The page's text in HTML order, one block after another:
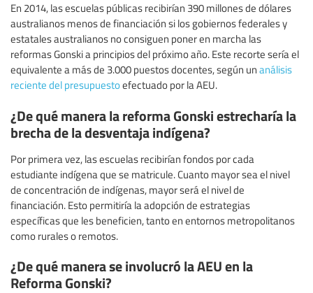
En 2014, las escuelas públicas recibirían 390 millones de dólares
australianos menos de financiación si los gobiernos federales y
estatales australianos no consiguen poner en marcha las
reformas Gonski a principios del próximo año. Este recorte sería el
equivalente a más de 3.000 puestos docentes, según un análisis
reciente del presupuestoefectuado por la AEU.
¿De qué manera la reforma Gonski estrecharía la
brecha de la desventaja indígena?
Por primera vez, las escuelas recibirían fondos por cada
estudiante indígena que se matricule. Cuanto mayor sea el nivel
de concentración de indígenas, mayor será el nivel de
financiación. Esto permitiría la adopción de estrategias
específicas que les beneficien, tanto en entornos metropolitanos
como rurales o remotos.
¿De qué manera se involucró la AEU en la
Reforma Gonski?